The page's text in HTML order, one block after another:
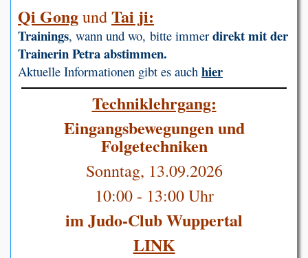
Qi GongundTai ji:
Trainings, wann und wo, bitte immer direkt mit der
Trainerin Petra abstimmen.
Aktuelle Informationen gibt es auch hier
Techniklehrgang:
Eingangsbewegungen und
Folgetechniken
Sonntag, 13.09.2026
10:00 - 13:00 Uhr
im Judo-Club Wuppertal
LINK